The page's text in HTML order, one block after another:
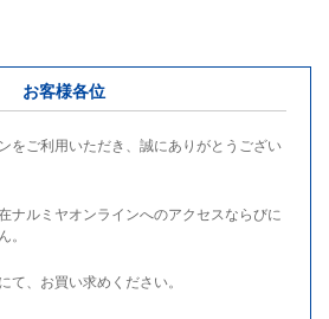
お客様各位
をご利用いただき、誠にありがとうござい
ナルミヤオンラインへのアクセスならびに
。
て、お買い求めください。